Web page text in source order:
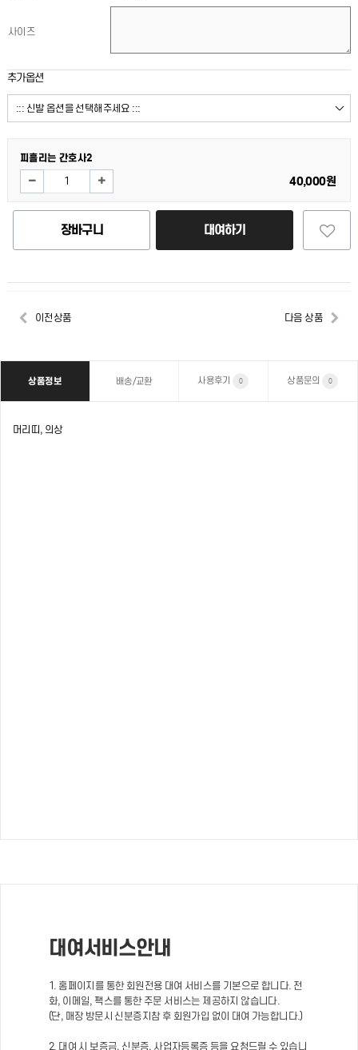
사이즈
추가옵션
피흘리는 간호사2
40,000원
장바구니 대여하기
이전상품 다음 상품
상품정보 배송/교환 사용후기 0 상품문의 0
머리띠, 의상
대여서비스안내
1. 홈페이지를 통한 회원전용 대여 서비스를 기본으로 합니다. 전
화, 이메일, 팩스를 통한 주문 서비스는 제공하지 않습니다.
(단, 매장 방문시 신분증지참 후 회원가입 없이 대여 가능합니다.)
2. 대여 시 보증금, 신분증, 사업자등록증 등을 요청드릴 수 있습니